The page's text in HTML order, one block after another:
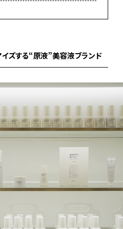
ズする“原液”美容液ブランド